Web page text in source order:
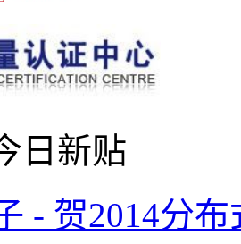
日新贴
- 贺2014分